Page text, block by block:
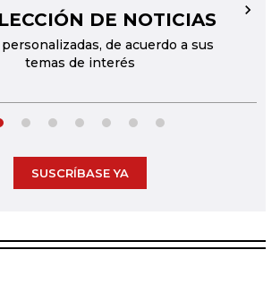
DE NOTICIAS
de acuerdo a sus
temas de interés
→
SUSCRÍBASE YA